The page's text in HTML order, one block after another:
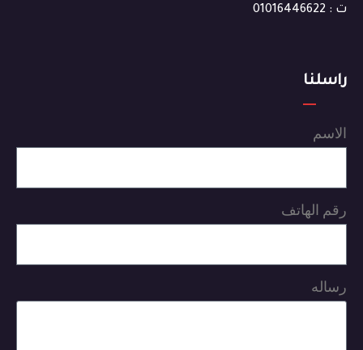
ت : 01016446622
راسلنا
الاسم
رقم الهاتف
رساله